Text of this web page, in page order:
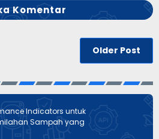
Komentar
Older Post
Indicators untuk
Sampah yang